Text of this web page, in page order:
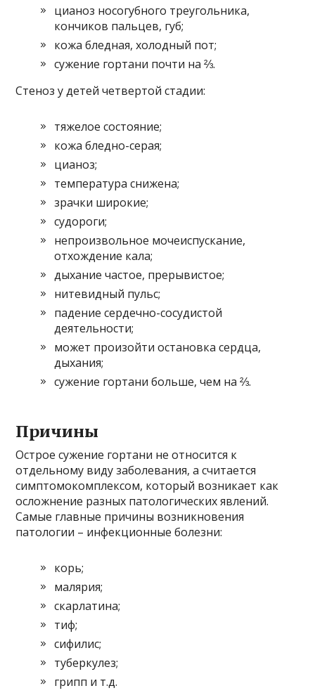
цианоз носогубного треугольника,
кончиков пальцев, губ;
кожа бледная, холодный пот;
сужение гортани почти на ⅔.
Стеноз у детей четвертой стадии:
тяжелое состояние;
кожа бледно-серая;
цианоз;
температура снижена;
зрачки широкие;
судороги;
непроизвольное мочеиспускание,
отхождение кала;
дыхание частое, прерывистое;
нитевидный пульс;
падение сердечно-сосудистой
деятельности;
может произойти остановка сердца,
дыхания;
сужение гортани больше, чем на ⅔.
Причины
Острое сужение гортани не относится к
отдельному виду заболевания, а считается
симптомокомплексом, который возникает как
осложнение разных патологических явлений.
Самые главные причины возникновения
патологии – инфекционные болезни:
корь;
малярия;
скарлатина;
тиф;
сифилис;
туберкулез;
грипп и т.д.